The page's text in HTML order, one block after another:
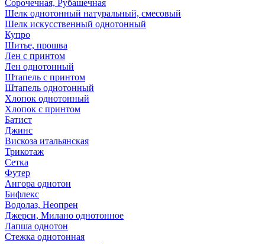
Сорочечная, Рубашечная
Шелк однотонный натуральный, смесовый
Шелк искусственный однотонный
Купро
Шитье, прошва
Лен с принтом
Лен однотонный
Штапель с принтом
Штапель однотонный
Хлопок однотонный
Хлопок с принтом
Батист
Джинс
Вискоза итальянская
Трикотаж
Сетка
Футер
Ангора однотон
Бифлекс
Водолаз, Неопрен
Джерси, Милано однотонное
Лапша однотон
Стежка однотонная